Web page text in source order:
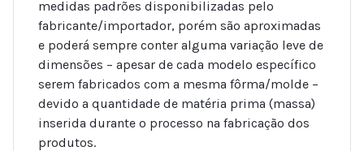
medidas padrões disponibilizadas pelo
fabricante/importador, porém são aproximadas
e poderá sempre conter alguma variação leve de
dimensões – apesar de cada modelo específico
serem fabricados com a mesma fôrma/molde –
devido a quantidade de matéria prima (massa)
inserida durante o processo na fabricação dos
produtos.